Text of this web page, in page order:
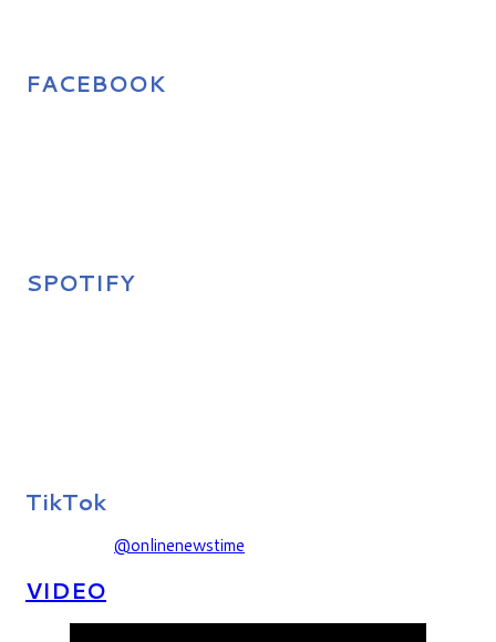
FACEBOOK
SPOTIFY
TikTok
@onlinenewstime
VIDEO